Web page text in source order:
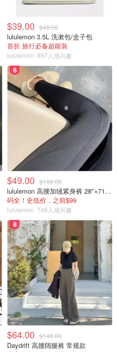
$39.00 $48.00
lululemon 3.5L 洗漱包/盒子包
首折 旅行必备超能装
lululemon 857人感兴趣
6
$49.00 $168.00
lululemon 高腰加绒紧身裤 28"≈71cm 5个口袋
码全！史低价，之前$99
lululemon 746人感兴趣
8
$64.00 $148.00
Daydrift 高腰阔腿裤 常规款